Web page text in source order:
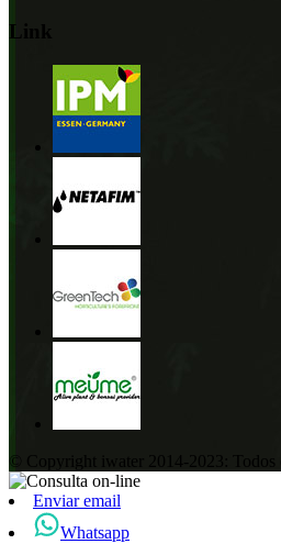
Link
© Copyright iwater 2014-2023: Todos
Enviar email
Whatsapp